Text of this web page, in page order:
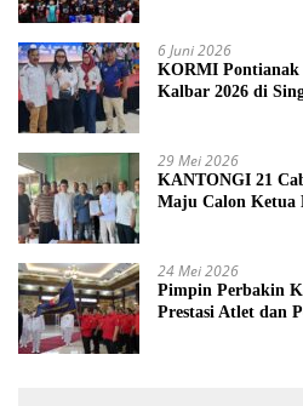
6 Juni 2026
KORMI Pontianak
Kalbar 2026 di
29 Mei 2026
KANTONGI 21
Maju Calon Ketua
24 Mei 2026
Pimpin Perbakin
Prestasi Atlet dan